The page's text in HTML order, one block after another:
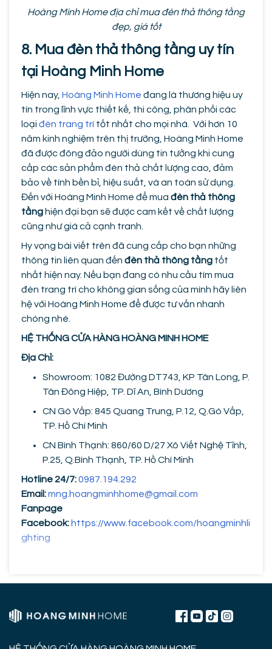
Hoàng Minh Home địa chỉ mua đèn thả thông tầng
đẹp, giá tốt
8. Mua đèn thả thông tầng uy tín
tại Hoàng Minh Home
Hiện nay, Hoàng Minh Home đang là thương hiệu uy
tín trong lĩnh vực thiết kế, thi công, phân phối các
loại đèn trang trí tốt nhất cho mọi nhà. Với hơn 10
năm kinh nghiệm trên thị trường, Hoàng Minh Home
đã được đông đảo người dùng tin tưởng khi cung
cấp các sản phẩm đèn thả chất lượng cao, đảm
bảo về tính bền bỉ, hiệu suất, và an toàn sử dụng.
Đến với Hoàng Minh Home để mua đèn thả thông
tầng hiện đại bạn sẽ được cam kết về chất lượng
cũng như giá cả cạnh tranh.
Hy vọng bài viết trên đã cung cấp cho bạn những
thông tin liên quan đến đèn thả thông tầng tốt
nhất hiện nay. Nếu bạn đang có nhu cầu tìm mua
đèn trang trí cho không gian sống của mình hãy liên
hệ với Hoàng Minh Home để được tư vấn nhanh
chóng nhé.
HỆ THỐNG CỬA HÀNG HOÀNG MINH HOME
Địa Chỉ:
Showroom: 1082 Đường DT743, KP Tân Long, P.
Tân Đông Hiệp, TP. Dĩ An, Bình Dương
CN Gò Vấp: 845 Quang Trung, P.12, Q.Gò Vấp,
TP. Hồ Chí Minh
CN Bình Thạnh: 860/60 D/27 Xô Viết Nghệ Tĩnh,
P.25, Q.Bình Thạnh, TP. Hồ Chí Minh
Hotline 24/7:0987.194.292
Email:mng.hoangminhhome@gmail.com
Fanpage
Facebook: https://www.facebook.com/hoangminhli
ghting